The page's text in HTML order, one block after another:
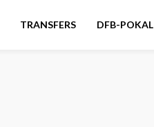
TRANSFERS DFB-POKAL